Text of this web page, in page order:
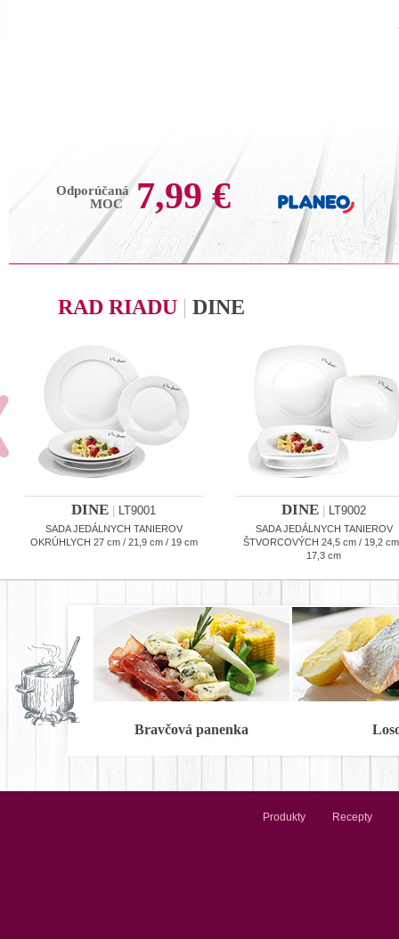
Odporúčaná
MOC
7,99 €
RAD RIADU | DINE
DINE LT9001
SADA JEDÁLNYCH TANIEROV
OKRÚHLYCH 27 cm / 21,9 cm / 19 cm
DINE LT9002
SADA JEDÁLNYCH TANIEROV
ŠTVORCOVÝCH 24,5 cm / 19,2
17,3 cm
Bravčová panenka
Produkty Recepty